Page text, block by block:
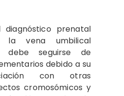
diagnóstico prenatal
vena umbilical
debe seguirse de
debido a su
con otras
cromosómicos y